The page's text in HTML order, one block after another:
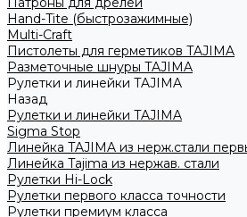
Hand-Tite (быстрозажимные)
Multi-Craft
Пистолеты для герметиков TAJIMA
Разметочные шнуры TAJIMA
Рулетки и линейки TAJIMA
Назад
Рулетки и линейки TAJIMA
Sigma Stop
Линейка TAJIMA из нерж.стали
Линейка Tajima из нержав. стали
Рулетки Hi-Lock
Рулетки первого класса точности
Рулетки премиум класса